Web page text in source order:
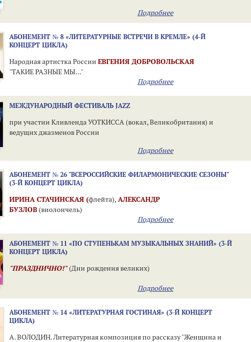
Подробнее
АБОНЕМЕНТ № 8 «ЛИТЕРАТУРНЫЕ ВСТРЕЧИ В КРЕМЛЕ» (4-Й
КОНЦЕРТ ЦИКЛА)
Народная артистка России ЕВГЕНИЯ ДОБРОВОЛЬСКАЯ
"ТАКИЕ РАЗНЫЕ МЫ…"
Подробнее
МЕЖДУНАРОДНЫЙ ФЕСТИВАЛЬ JAZZ
при участии Кливленда УОТКИССА (вокал, Великобритания) и
ведущих джазменов России
Подробнее
АБОНЕМЕНТ № 26 "ВСЕРОССИЙСКИЕ ФИЛАРМОНИЧЕСКИЕ СЕЗОНЫ"
(3-Й КОНЦЕРТ ЦИКЛА)
ИРИНА СТАЧИНСКАЯ (флейта), АЛЕКСАНДР
БУЗЛОВ(виолончель)
ЭЛГАР, БЕРНСТАЙН, САРАСАТЕ, БИЗЕ/БОРНПодробнее
АБОНЕМЕНТ № 11 «ПО СТУПЕНЬКАМ МУЗЫКАЛЬНЫХ ЗНАНИЙ» (3-Й
КОНЦЕРТ ЦИКЛА)
"ПРАЗДНИЧНО!"(Дни рождения великих)
Подробнее
АБОНЕМЕНТ № 14 «ЛИТЕРАТУРНАЯ ГОСТИНАЯ» (3-Й КОНЦЕРТ
ЦИКЛА)
А. ВОЛОДИН. Литературная композиция по рассказу "Женщина и